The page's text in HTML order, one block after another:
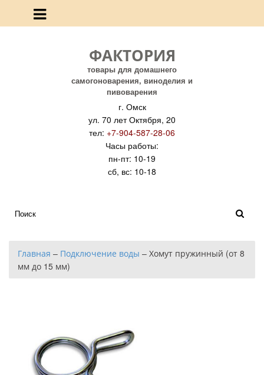
ФАКТОРИЯ
товары для домашнего
самогоноварения, виноделия и
пивоварения
г. Омск
ул. 70 лет Октября, 20
тел: +7-904-587-28-06
Часы работы:
пн-пт: 10-19
сб, вс: 10-18
Главная – Подключение воды – Хомут пружинный (от 8
мм до 15 мм)